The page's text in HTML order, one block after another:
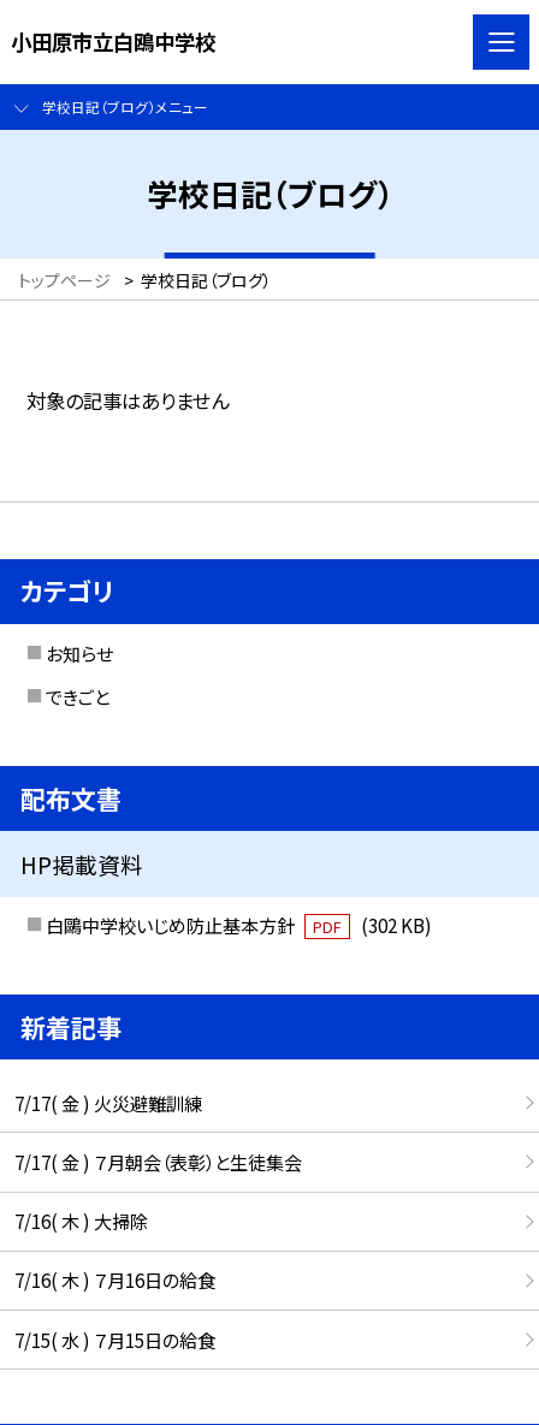
小田原市立白鴎中学校
学校日記（ブログ）メニュー
学校日記（ブログ）
トップページ > 学校日記（ブログ）
対象の記事はありません
カテゴリ
お知らせ
できごと
配布文書
HP掲載資料
白鷗中学校いじめ防止基本方針 PDF (302 KB)
新着記事
7/17( 金 ) 火災避難訓練
7/17( 金 ) ７月朝会（表彰）と生徒集会
7/16( 木 ) 大掃除
7/16( 木 ) ７月16日の給食
7/15( 水 ) ７月15日の給食